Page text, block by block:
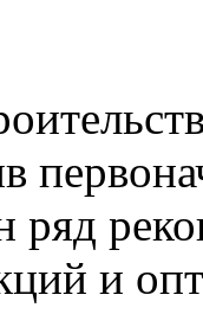
ряд
и